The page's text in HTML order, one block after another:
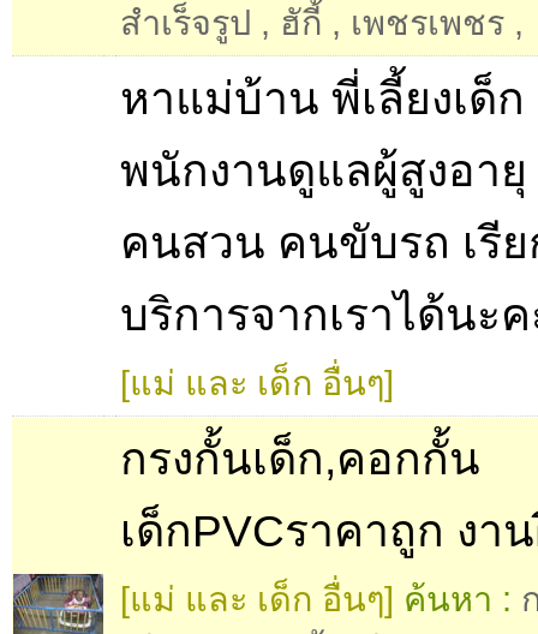
สำเร็จรูป , ฮักี้ , เพชรเพชร ,
หาแม่บ้าน พี่เลี้ยงเด็
พนักงานดูแลผู้สูงอายุ
คนสวน คนขับรถ เรีย
บริการจากเราได้นะ
[แม่ และ เด็ก อื่นๆ]
กรงกั้นเด็ก,คอกกั้น
เด็กPVCราคาถูก งา
[แม่ และ เด็ก อื่นๆ] ค้นหา :